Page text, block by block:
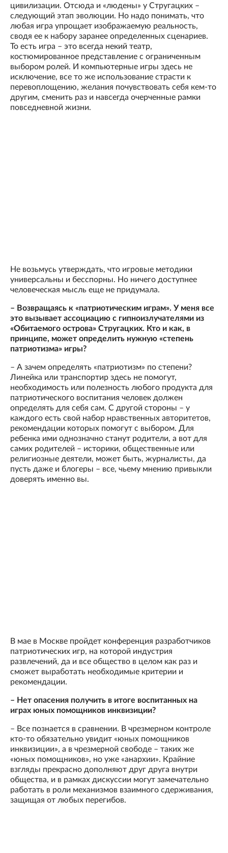
цивилизации. Отсюда и «людены» у Стругацких –
следующий этап эволюции. Но надо понимать, что
любая игра упрощает изображаемую реальность,
сводя ее к набору заранее определенных сценариев.
То есть игра – это всегда некий театр,
костюмированное представление с ограниченным
выбором ролей. И компьютерные игры здесь не
исключение, все то же использование страсти к
перевоплощению, желания почувствовать себя кем-то
другим, сменить раз и навсегда очерченные рамки
повседневной жизни.
Не возьмусь утверждать, что игровые методики
универсальны и бесспорны. Но ничего доступнее
человеческая мысль еще не придумала.
– Возвращаясь к «патриотическим играм». У меня все
это вызывает ассоциацию с гипноизлучателями из
«Обитаемого острова» Стругацких. Кто и как, в
принципе, может определить нужную «степень
патриотизма» игры?
– А зачем определять «патриотизм» по степени?
Линейка или транспортир здесь не помогут,
необходимость или полезность любого продукта для
патриотического воспитания человек должен
определять для себя сам. С другой стороны – у
каждого есть свой набор нравственных авторитетов,
рекомендации которых помогут с выбором. Для
ребенка ими однозначно станут родители, а вот для
самих родителей – историки, общественные или
религиозные деятели, может быть, журналисты, да
пусть даже и блогеры – все, чьему мнению привыкли
доверять именно вы.
В мае в Москве пройдет конференция разработчиков
патриотических игр, на которой индустрия
развлечений, да и все общество в целом как раз и
сможет выработать необходимые критерии и
рекомендации.
– Нет опасения получить в итоге воспитанных на
играх юных помощников инквизиции?
– Все познается в сравнении. В чрезмерном контроле
кто-то обязательно увидит «юных помощников
инквизиции», а в чрезмерной свободе – таких же
«юных помощников», но уже «анархии». Крайние
взгляды прекрасно дополняют друг друга внутри
общества, и в рамках дискуссии могут замечательно
работать в роли механизмов взаимного сдерживания,
защищая от любых перегибов.